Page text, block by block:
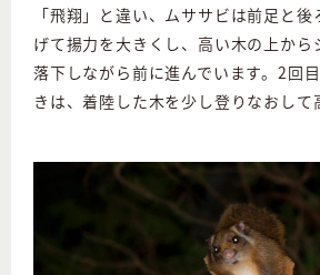
「飛翔」と違い、ムササビは前足と
げて揚力を大きくし、高い木の上から
落下しながら前に進んでいます。2回
きは、着陸した木を少し登りなおして